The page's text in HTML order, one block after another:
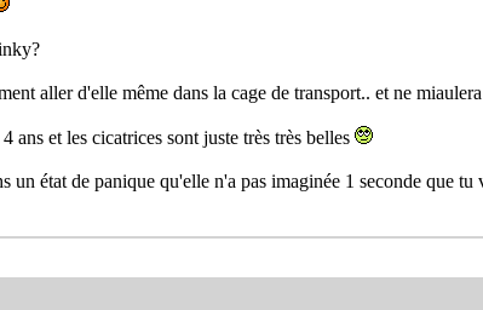
aller d'elle même dans la cage de transport.. et ne
ans et les cicatrices sont juste très très belles
un état de panique qu'elle n'a pas imaginée 1 seconde que